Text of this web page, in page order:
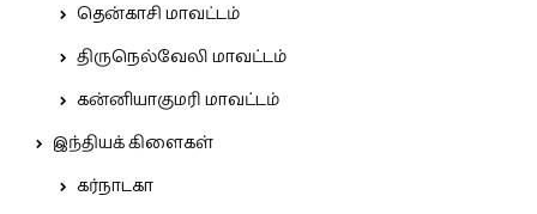
தென்காசி மாவட்டம்
திருநெல்வேலி மாவட்டம்
கன்னியாகுமரி மாவட்டம்
இந்தியக் கிளைகள்
கர்நாடகா